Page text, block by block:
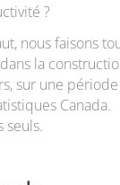
?
nous faisons
la
sur une période
Canada.
seuls.